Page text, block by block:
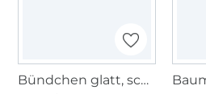
Bündchen glatt, schwarz